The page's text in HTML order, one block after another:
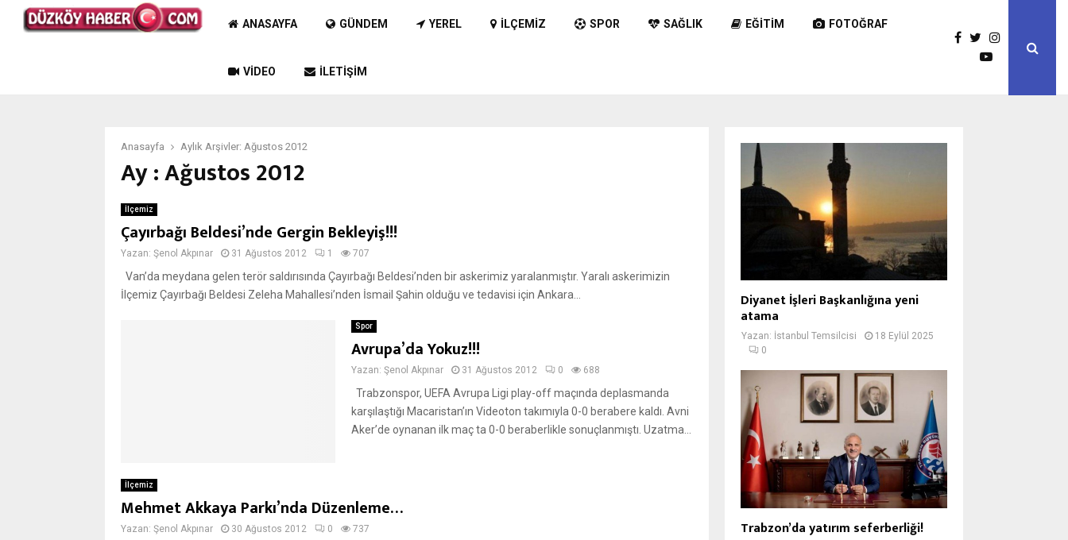
ANASAYFA GÜNDEM YEREL İLÇEMIZ SPOR SAĞLIK EĞITIM FOTOĞRAF
VIDEO İLETIŞIM
Anasayfa Aylık Arşivler: Ağustos 2012
Ay : Ağustos 2012
İlçemiz
Çayırbağı Beldesi’nde Gergin Bekleyiş!!!
Yazan: Şenol Akpınar 31 Ağustos 2012 1 707
Van’da meydana gelen terör saldırısında Çayırbağı Beldesi’nden bir askerimiz yaralanmıştır. Yaralı askerimizin
İlçemiz Çayırbağı Beldesi Zeleha Mahallesi’nden İsmail Şahin olduğu ve tedavisi için Ankara...
Spor
Avrupa’da Yokuz!!!
Yazan: Şenol Akpınar 31 Ağustos 2012 0 688
Trabzonspor, UEFA Avrupa Ligi play-off maçında deplasmanda
karşılaştığı Macaristan’ın Videoton takımıyla 0-0 berabere kaldı. Avni
Aker’de oynanan ilk maç ta 0-0 beraberlikle sonuçlanmıştı. Uzatma...
İlçemiz
Mehmet Akkaya Parkı’nda Düzenleme…
Yazan: Şenol Akpınar 30 Ağustos 2012 0 737
Diyanet İşleri Başkanlığına yeni
atama
Yazan: İstanbul Temsilcisi
18 Eylül 2025
0
Trabzon’da yatırım seferberliği!